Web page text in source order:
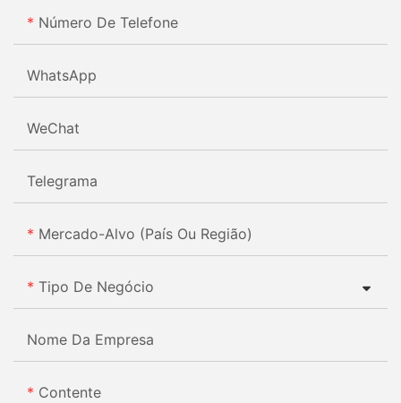
Número De Telefone
WhatsApp
WeChat
Telegrama
Mercado-Alvo (país Ou Região)
Tipo De Negócio
Nome Da Empresa
Contente